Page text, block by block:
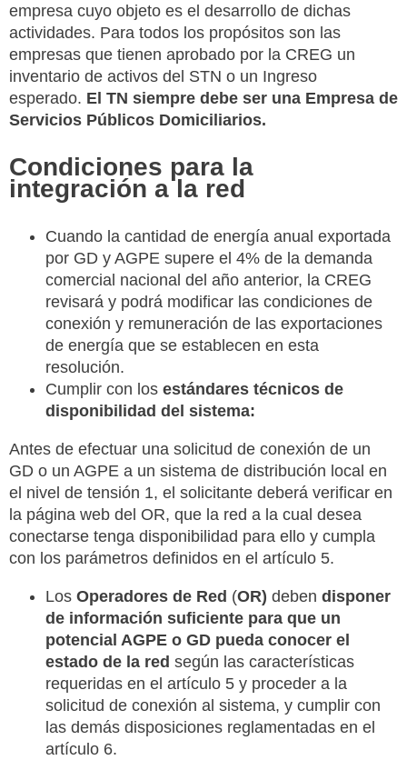
empresa cuyo objeto es el desarrollo de dichas
actividades. Para todos los propósitos son las
empresas que tienen aprobado por la CREG un
inventario de activos del STN o un Ingreso
esperado. El TN siempre debe ser una Empresa de
Servicios Públicos Domiciliarios.
Condiciones para la
integración a la red
Cuando la cantidad de energía anual exportada
por GD y AGPE supere el 4% de la demanda
comercial nacional del año anterior, la CREG
revisará y podrá modificar las condiciones de
conexión y remuneración de las exportaciones
de energía que se establecen en esta
resolución.
Cumplir con los estándares técnicos de
disponibilidad del sistema:
Antes de efectuar una solicitud de conexión de un
GD o un AGPE a un sistema de distribución local en
el nivel de tensión 1, el solicitante deberá verificar en
la página web del OR, que la red a la cual desea
conectarse tenga disponibilidad para ello y cumpla
con los parámetros definidos en el artículo 5.
Los Operadores de Red (OR) deben disponer
de información suficiente para que un
potencial AGPE o GD pueda conocer el
estado de la red según las características
requeridas en el artículo 5 y proceder a la
solicitud de conexión al sistema, y cumplir con
las demás disposiciones reglamentadas en el
artículo 6.